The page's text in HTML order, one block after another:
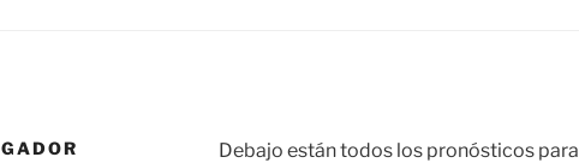
Debajo están todos los pronósticos para